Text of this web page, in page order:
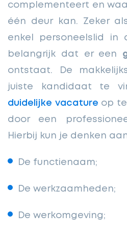
complementeert en
één deur kan. Zeker
enkel personeelslid in
belangrijk dat er een
ontstaat. De
juiste kandidaat te
duidelijke vacature op
door een
Hierbij kun je denken
De functienaam;
De werkzaamheden;
De werkomgeving;